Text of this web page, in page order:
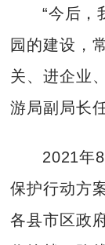
“今后，
园的建设，
关、进企业
游局副局长
2021年
保护行动方
各县市区政